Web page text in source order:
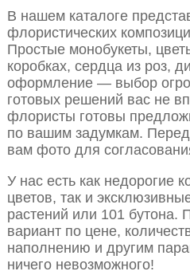
В нашем каталоге
флористических
Простые монобукеты,
коробках, сердца из роз,
оформление — выбор
готовых решений вас не
флористы готовы
по вашим задумкам.
вам фото для
У нас есть как недорогие
цветов, так и
растений или 101
вариант по цене,
наполнению и другим
ничего невозможного!